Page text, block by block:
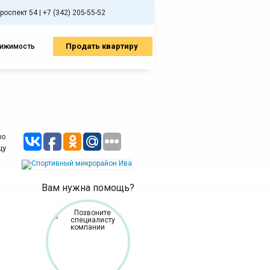
54 | +7 (342) 205-55-52
Продать квартиру
Вам нужна помощь?